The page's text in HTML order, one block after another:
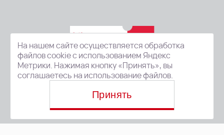
На нашем сайте осуществляется обработка
файлов cookie с использованием Яндекс
Метрики. Нажимая кнопку «Принять», вы
соглашаетесь на использование файлов.
Принять